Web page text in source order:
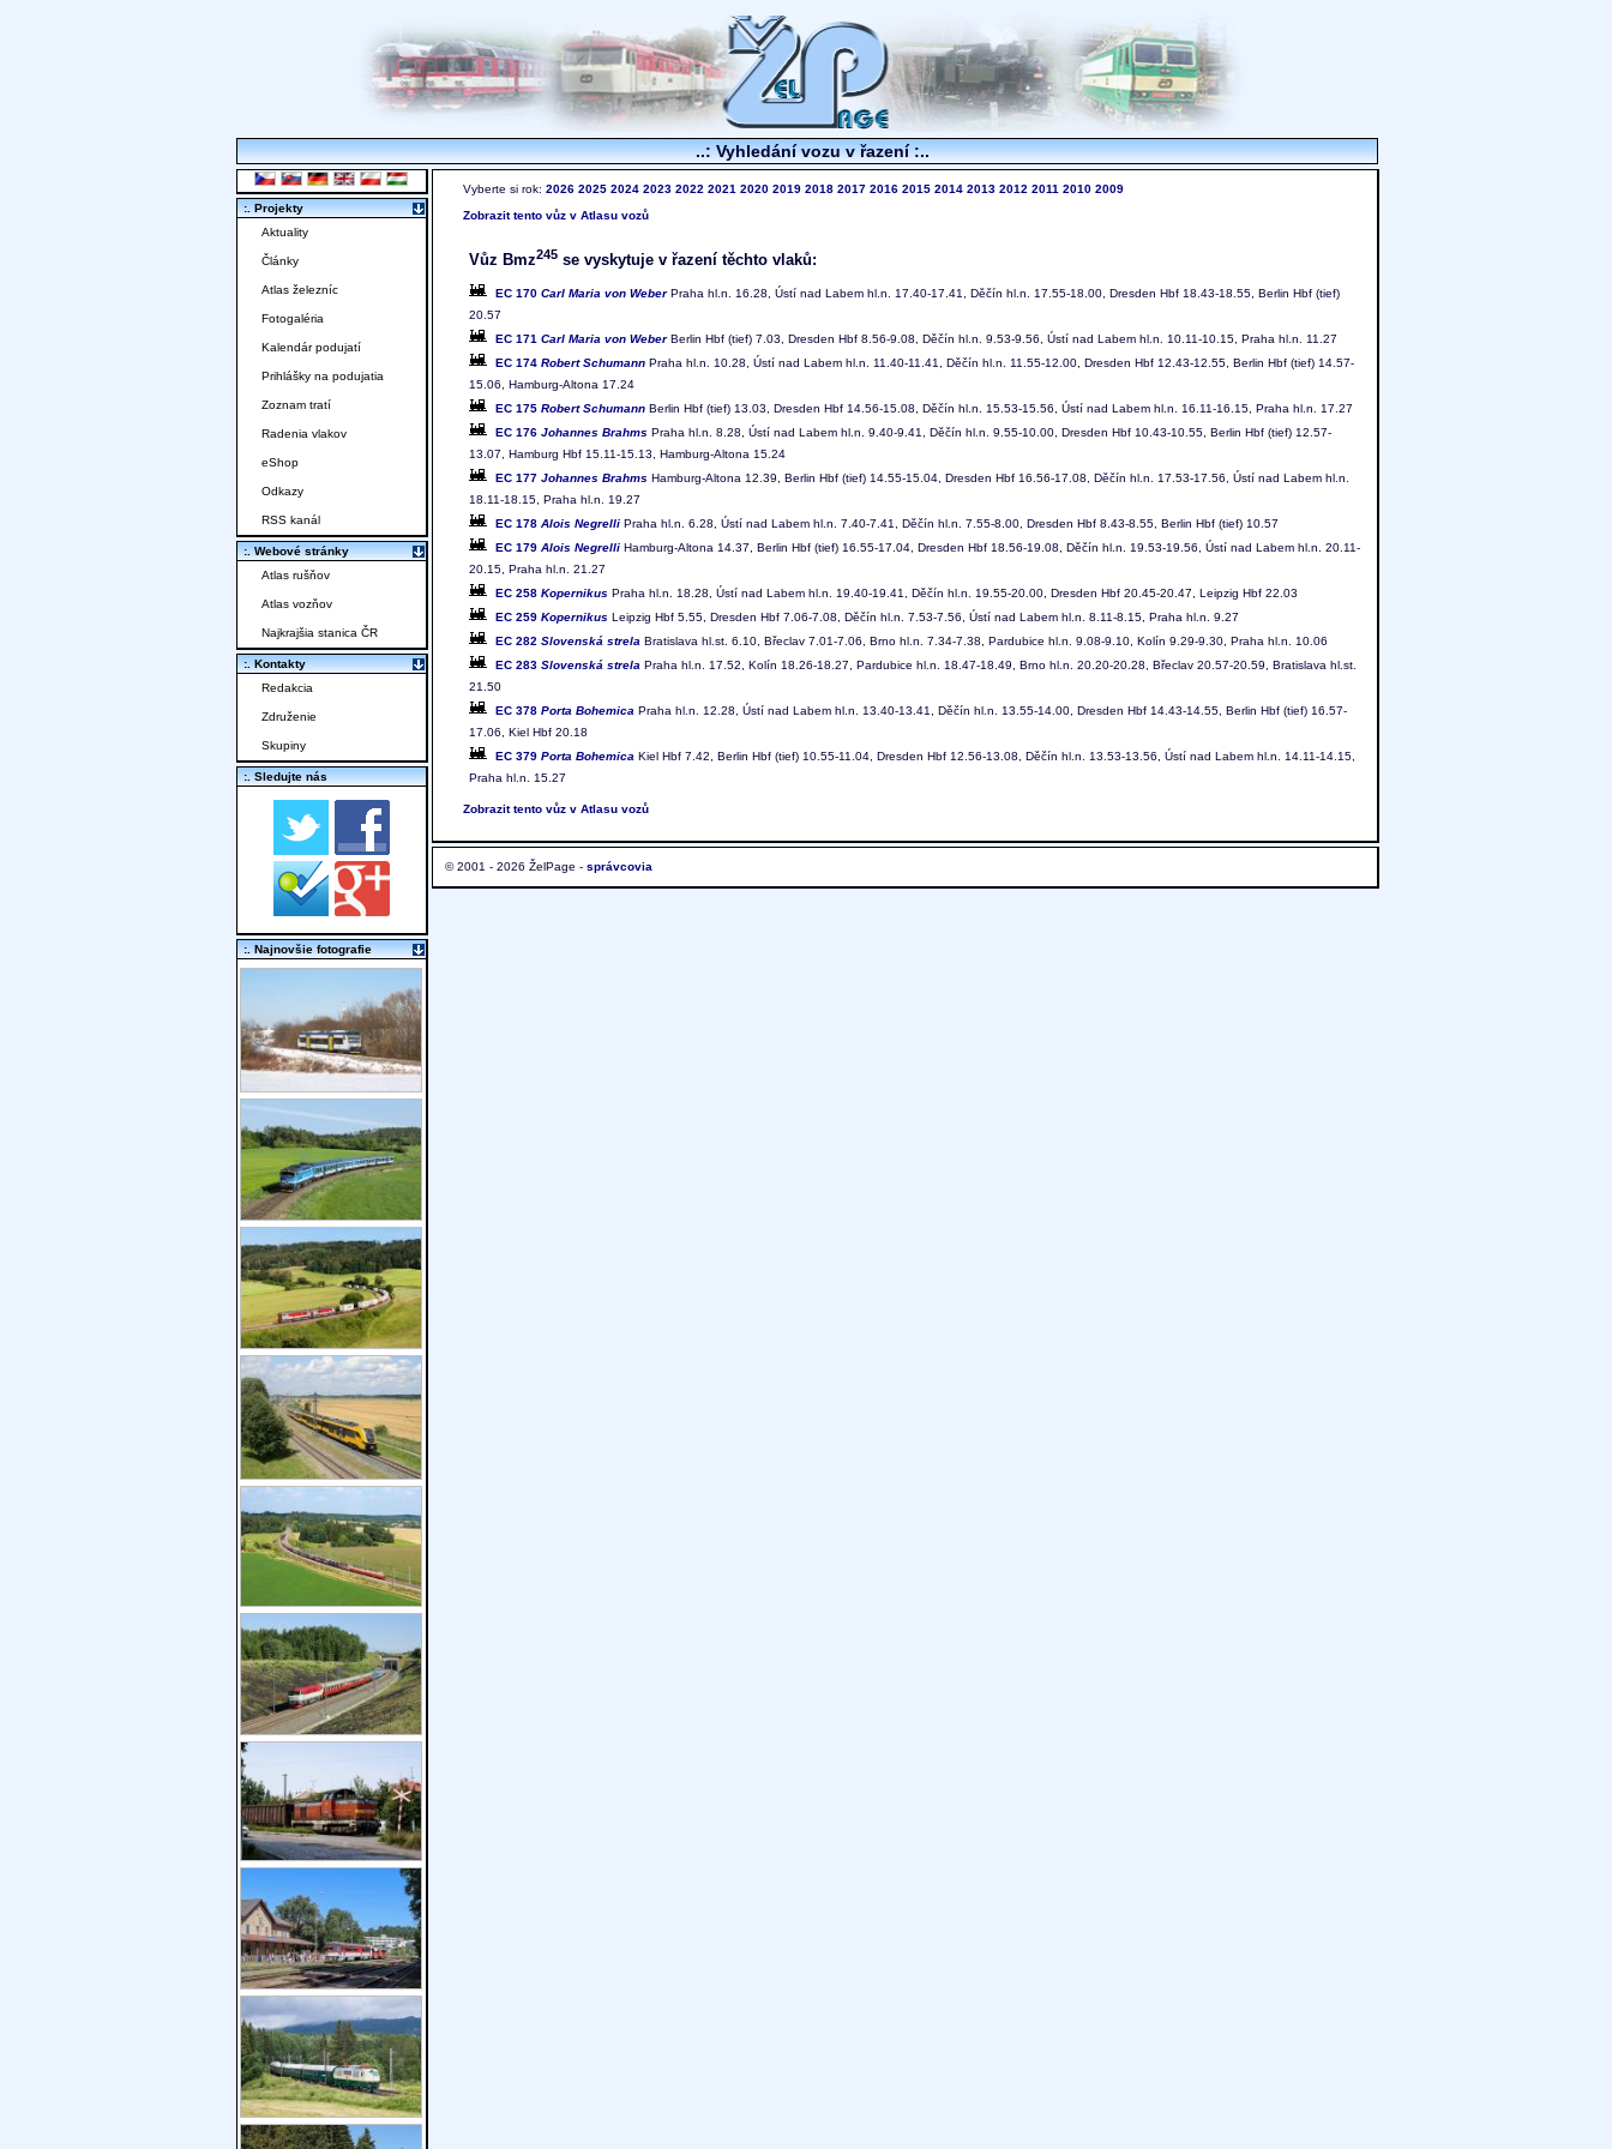
..: Vyhledání vozu v řazení :..
Vyberte si rok: 2026 2025 2024 2023 2022 2021 2020 2019 2018 2017 2016 2015 2014 2013 2012 2011 2010 2009
Zobrazit tento vůz v Atlasu vozů
Vůz Bmz245 se vyskytuje v řazení těchto vlaků:
EC 170 Carl Maria von WeberPraha hl.n. 16.28, Ústí nad Labem hl.n. 17.40-17.41, Děčín hl.n. 17.55-18.00, Dresden Hbf 18.43-18.55, Berlin Hbf (tief)
20.57
EC 171 Carl Maria von WeberBerlin Hbf (tief) 7.03, Dresden Hbf 8.56-9.08, Děčín hl.n. 9.53-9.56, Ústí nad Labem hl.n. 10.11-10.15, Praha hl.n. 11.27
EC 174 Robert Schumann Praha hl.n. 10.28, Ústí nad Labem hl.n. 11.40-11.41, Děčín hl.n. 11.55-12.00, Dresden Hbf 12.43-12.55, Berlin Hbf (tief) 14.57-
15.06, Hamburg-Altona 17.24
EC 175 Robert Schumann Berlin Hbf (tief) 13.03, Dresden Hbf 14.56-15.08, Děčín hl.n. 15.53-15.56, Ústí nad Labem hl.n. 16.11-16.15, Praha hl.n. 17.27
EC 176 Johannes Brahms Praha hl.n. 8.28, Ústí nad Labem hl.n. 9.40-9.41, Děčín hl.n. 9.55-10.00, Dresden Hbf 10.43-10.55, Berlin Hbf (tief) 12.57-
13.07, Hamburg Hbf 15.11-15.13, Hamburg-Altona 15.24
EC 177 Johannes Brahms Hamburg-Altona 12.39, Berlin Hbf (tief) 14.55-15.04, Dresden Hbf 16.56-17.08, Děčín hl.n. 17.53-17.56, Ústí nad Labem hl.n.
18.11-18.15, Praha hl.n. 19.27
EC 178 Alois Negrelli Praha hl.n. 6.28, Ústí nad Labem hl.n. 7.40-7.41, Děčín hl.n. 7.55-8.00, Dresden Hbf 8.43-8.55, Berlin Hbf (tief) 10.57
EC 179 Alois Negrelli Hamburg-Altona 14.37, Berlin Hbf (tief) 16.55-17.04, Dresden Hbf 18.56-19.08, Děčín hl.n. 19.53-19.56, Ústí nad Labem hl.n. 20.11-
20.15, Praha hl.n. 21.27
EC 258 Kopernikus Praha hl.n. 18.28, Ústí nad Labem hl.n. 19.40-19.41, Děčín hl.n. 19.55-20.00, Dresden Hbf 20.45-20.47, Leipzig Hbf 22.03
EC 259 Kopernikus Leipzig Hbf 5.55, Dresden Hbf 7.06-7.08, Děčín hl.n. 7.53-7.56, Ústí nad Labem hl.n. 8.11-8.15, Praha hl.n. 9.27
EC 282 Slovenská strela Bratislava hl.st. 6.10, Břeclav 7.01-7.06, Brno hl.n. 7.34-7.38, Pardubice hl.n. 9.08-9.10, Kolín 9.29-9.30, Praha hl.n. 10.06
EC 283 Slovenská strela Praha hl.n. 17.52, Kolín 18.26-18.27, Pardubice hl.n. 18.47-18.49, Brno hl.n. 20.20-20.28, Břeclav 20.57-20.59, Bratislava hl.st.
21.50
EC 378 Porta Bohemica Praha hl.n. 12.28, Ústí nad Labem hl.n. 13.40-13.41, Děčín hl.n. 13.55-14.00, Dresden Hbf 14.43-14.55, Berlin Hbf (tief) 16.57-
17.06, Kiel Hbf 20.18
EC 379 Porta Bohemica Kiel Hbf 7.42, Berlin Hbf (tief) 10.55-11.04, Dresden Hbf 12.56-13.08, Děčín hl.n. 13.53-13.56, Ústí nad Labem hl.n. 14.11-14.15,
Praha hl.n. 15.27
Zobrazit tento vůz v Atlasu vozů
© 2001 - 2026 ŽelPage - správcovia
:. Projekty
Aktuality
Články
Atlas železníc
Fotogaléria
Kalendár podujatí
Prihlášky na podujatia
Zoznam tratí
Radenia vlakov
eShop
Odkazy
RSS kanál
:. Webové stránky
Atlas rušňov
Atlas vozňov
Najkrajšia stanica ČR
:. Kontakty
Redakcia
Združenie
Skupiny
:. Sledujte nás
:. Najnovšie fotografie